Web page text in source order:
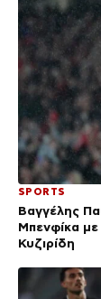
SPORTS
Βαγγέλης
Μπενφίκα
Κυζιρίδη